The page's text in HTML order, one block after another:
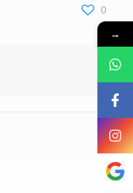
0
→